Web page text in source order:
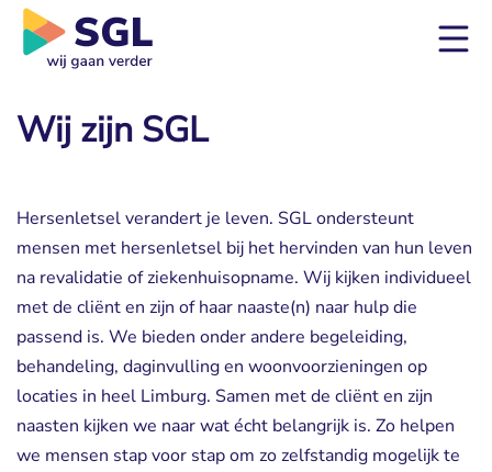
Wij zijn SGL
Hersenletsel verandert je leven. SGL ondersteunt
mensen met hersenletsel bij het hervinden van hun leven
na revalidatie of ziekenhuisopname. Wij kijken individueel
met de cliënt en zijn of haar naaste(n) naar hulp die
passend is. We bieden onder andere begeleiding,
behandeling, daginvulling en woonvoorzieningen op
locaties in heel Limburg. Samen met de cliënt en zijn
naasten kijken we naar wat écht belangrijk is. Zo helpen
we mensen stap voor stap om zo zelfstandig mogelijk te